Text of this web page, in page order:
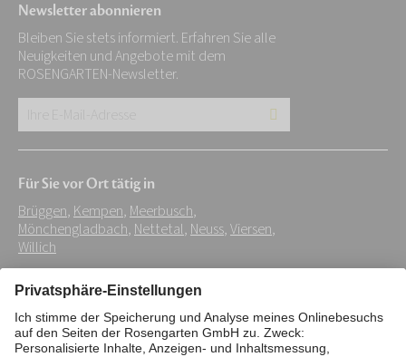
Newsletter abonnieren
Bleiben Sie stets informiert. Erfahren Sie alle
Neuigkeiten und Angebote mit dem
ROSENGARTEN-Newsletter.
E-
Adresse:
*
Für Sie vor Ort tätig in
Brüggen, Kempen, Meerbusch,
Mönchengladbach, Nettetal, Neuss,Viersen,
Willich
Impressum Datenschutz
Stiftung
Interne Meldestelle
Zahlungsmittel